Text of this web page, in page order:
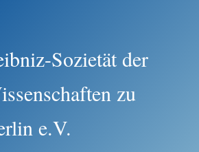
Sozietät der
zu
e.V.